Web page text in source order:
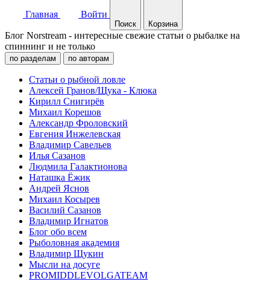
Главная Войти
Поиск Корзина
Блог Norstream - интересные свежие статьи о рыбалке на
спиннинг и не только
по разделам по авторам
Статьи о рыбной ловле
Алексей Гранов/Щука - Клюка
Кирилл Снигирёв
Михаил Корешов
Александр Фроловский
Евгения Инжелевская
Владимир Савельев
Илья Сазанов
Людмила Галактионова
Наташка Ёжик
Андрей Яснов
Михаил Косырев
Василий Сазанов
Владимир Игнатов
Блог обо всем
Рыболовная академия
Владимир Щукин
Мысли на досуге
PROMIDDLEVOLGATEAM